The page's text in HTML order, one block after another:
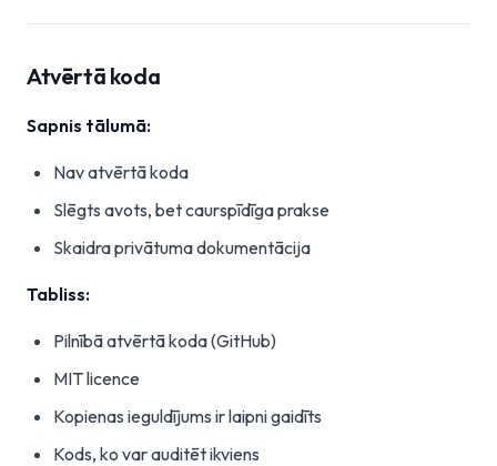
Atvērtā koda
Sapnis tālumā:
Nav atvērtā koda
Slēgts avots, bet caurspīdīga prakse
Skaidra privātuma dokumentācija
Tabliss:
Pilnībā atvērtā koda (GitHub)
MIT licence
Kopienas ieguldījums ir laipni gaidīts
Kods, ko var auditēt ikviens